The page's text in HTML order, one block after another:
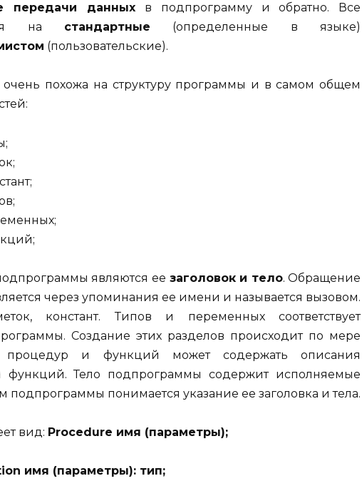
передачи данных в подпрограмму и обратно. Все
на стандартные (определенные в языке)
(пользовательские).
похожа на структуру программы и в самом общем
являются ее заголовок и тело. Обращение
через упоминания ее имени и называется вызовом.
констант. Типов и переменных соответствует
Создание этих разделов происходит по мере
процедур и функций может содержать описания
функций. Тело подпрограммы содержит исполняемые
понимается указание ее заголовка и тела.
вид: Procedure имя (параметры);
имя (параметры): тип;